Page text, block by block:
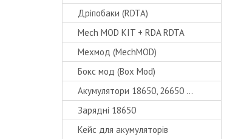
Дріпобаки (RDTA)
Mech MOD KIT + RDA RDTA
Мехмод (MechMOD)
Бокс мод (Box Mod)
Акумулятори 18650, 26650 ...
Зарядні 18650
Кейс для акумуляторів